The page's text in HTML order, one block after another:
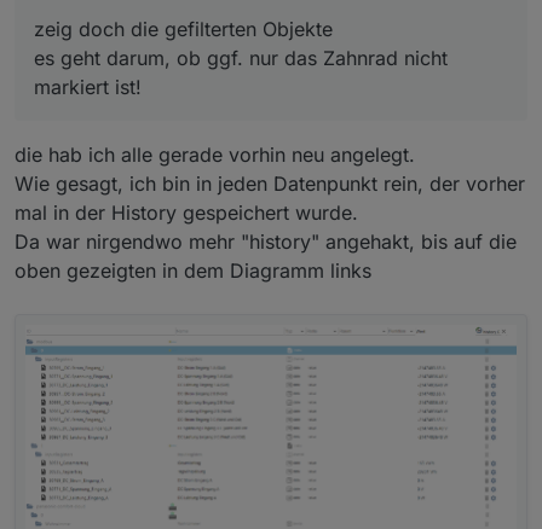
zeig doch die gefilterten Objekte
es geht darum, ob ggf. nur das Zahnrad nicht
markiert ist!
zeig doch die gefilterten Objekte
es geht darum, ob ggf. nur das Zahnrad nicht
markiert ist!
die hab ich alle gerade vorhin neu angelegt.
Wie gesagt, ich bin in jeden Datenpunkt rein, der vorher
mal in der History gespeichert wurde.
Da war nirgendwo mehr "history" angehakt, bis auf die
oben gezeigten in dem Diagramm links